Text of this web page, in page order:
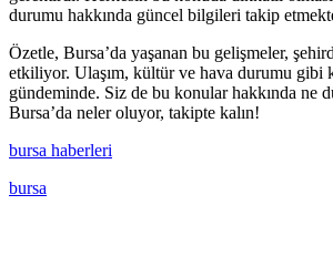
durumu hakkında güncel bilgileri takip
Özetle, Bursa’da yaşanan bu gelişmeler,
etkiliyor. Ulaşım, kültür ve hava durumu gibi
gündeminde. Siz de bu konular hakkında ne
Bursa’da neler oluyor, takipte kalın!
bursa haberleri
bursa